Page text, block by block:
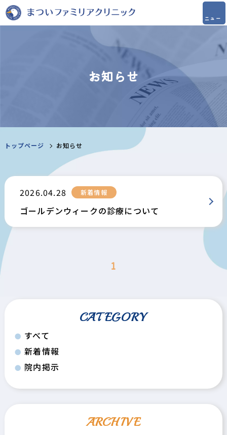
お知らせ
トップページ お知らせ
2026.04.28 新着情報
ゴールデンウィークの診療について
1
CATEGORY
すべて
新着情報
院内掲示
ARCHIVE